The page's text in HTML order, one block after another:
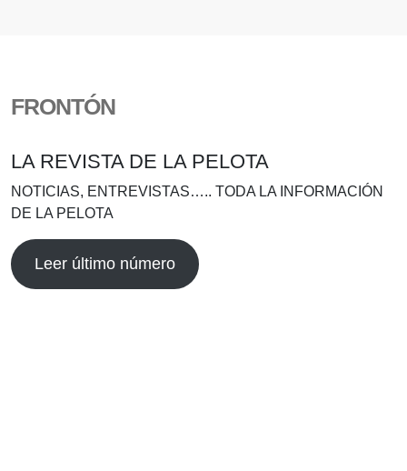
FRONTÓN
LA REVISTA DE LA PELOTA
NOTICIAS, ENTREVISTAS….. TODA LA INFORMACIÓN
DE LA PELOTA
Leer último número